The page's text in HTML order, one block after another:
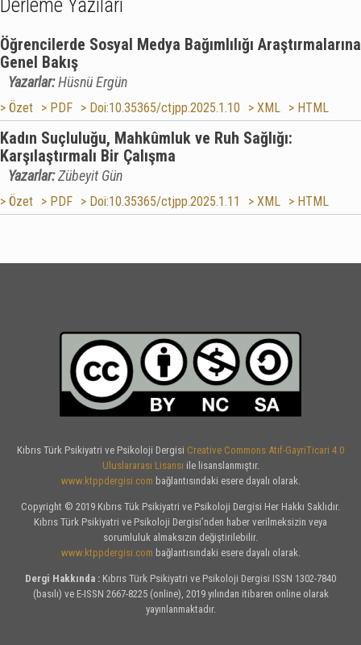
Derleme Yazıları
Öğrencilerde Sosyal Medya Bağımlılığı Araştırmalarına
Genel Bakış
Yazarlar:Hüsnü Ergün
> Özet > PDF > Doi:10.35365/ctjpp.2025.1.10 > XML > HTML
Kadın Suçluluğu, Mahkûmluk ve Ruh Sağlığı:
Karşılaştırmalı Bir Çalışma
Yazarlar:Zübeyit Gün
> Özet > PDF > Doi:10.35365/ctjpp.2025.1.11 > XML > HTML
Kıbrıs Türk Psikiyatri ve Psikoloji Dergisi Creative Commons Atıf-GayriTicari 4.0
Uluslararası Lisansı ile lisanslanmıştır.
www.ktppdergisi.com bağlantısındaki esere dayalı olarak.
Copyright © 2019 Kıbrıs Tük Psikiyatri ve Psikoloji Dergisi Her Hakkı Saklıdır.
Kıbrıs Türk Psikiyatri ve Psikoloji Dergisi’nden haber verilmeksizin veya
sorumluluk almaksızın değiştirilebilir.
www.ktppdergisi.com bağlantısındaki esere dayalı olarak.
Dergi Hakkında : Kıbrıs Türk Psikiyatri ve Psikoloji Dergisi ISSN 1302-7840
(basılı) ve E-ISSN 2667-8225 (online), 2019 yılından itibaren online olarak
yayınlanmaktadır.